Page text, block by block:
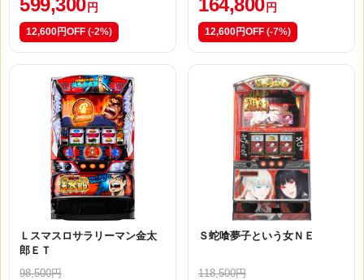
599,300 円
12,600円OFF (-2%)
164,800 円
12,600円OFF (-7%)
Ｌスマスロサラリーマン金太
郎ＥＴ
98,500円
Ｓ蛇喰夢子という女ＮＥ
118,500円